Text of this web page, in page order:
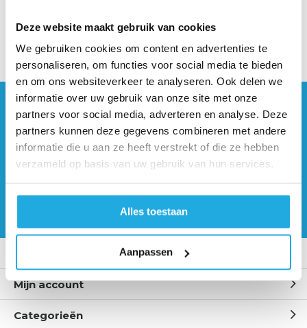
Deze website maakt gebruik van cookies
We gebruiken cookies om content en advertenties te
personaliseren, om functies voor social media te bieden
en om ons websiteverkeer te analyseren. Ook delen we
informatie over uw gebruik van onze site met onze
partners voor social media, adverteren en analyse. Deze
partners kunnen deze gegevens combineren met andere
informatie die u aan ze heeft verstrekt of die ze hebben
verzameld op basis van uw gebruik van hun services.
Alles toestaan
Aanpassen
FDA-CONFORM.
Onze materialen en productieproces zorgen ervoor
dat al onze lansen FDA-conform zijn.
DUPLEX ROESTVRIJ STALEN CONSTRUCTIE.
Vervaardigd van roestvrij staal 316L en duplex,
profiterend van metallurgische eigenschappen voor
een langere levensduur.
DUURZAAM.
voor hun bedoelde inzet.
Hulp nodig?
Neem contact op met onze
specialisten
0541 700 260
Offerte aanvragen
Mijn account
Categorieën